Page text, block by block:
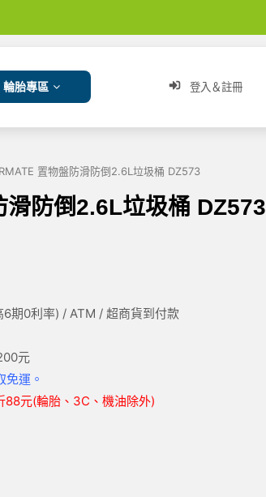
輪胎專區 登入＆註冊
置物盤防滑防倒2.6L垃圾桶 DZ573
防倒2.6L垃圾桶 DZ573
6期0利率) / ATM / 超商貨到付款
元
免運。
元(輪胎、3C、機油除外)